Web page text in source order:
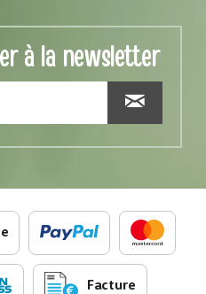
à la newsletter
Facture